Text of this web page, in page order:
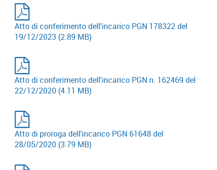
Atto di conferimento dell'incarico PGN 178322 del
19/12/2023 (2.89 MB)
Atto di conferimento dell'incarico PGN n. 162469 del
22/12/2020 (4.11 MB)
Atto di proroga dell'incarico PGN 61648 del
28/05/2020 (3.79 MB)